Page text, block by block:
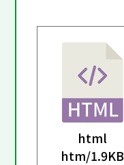
html
htm/1.9KB